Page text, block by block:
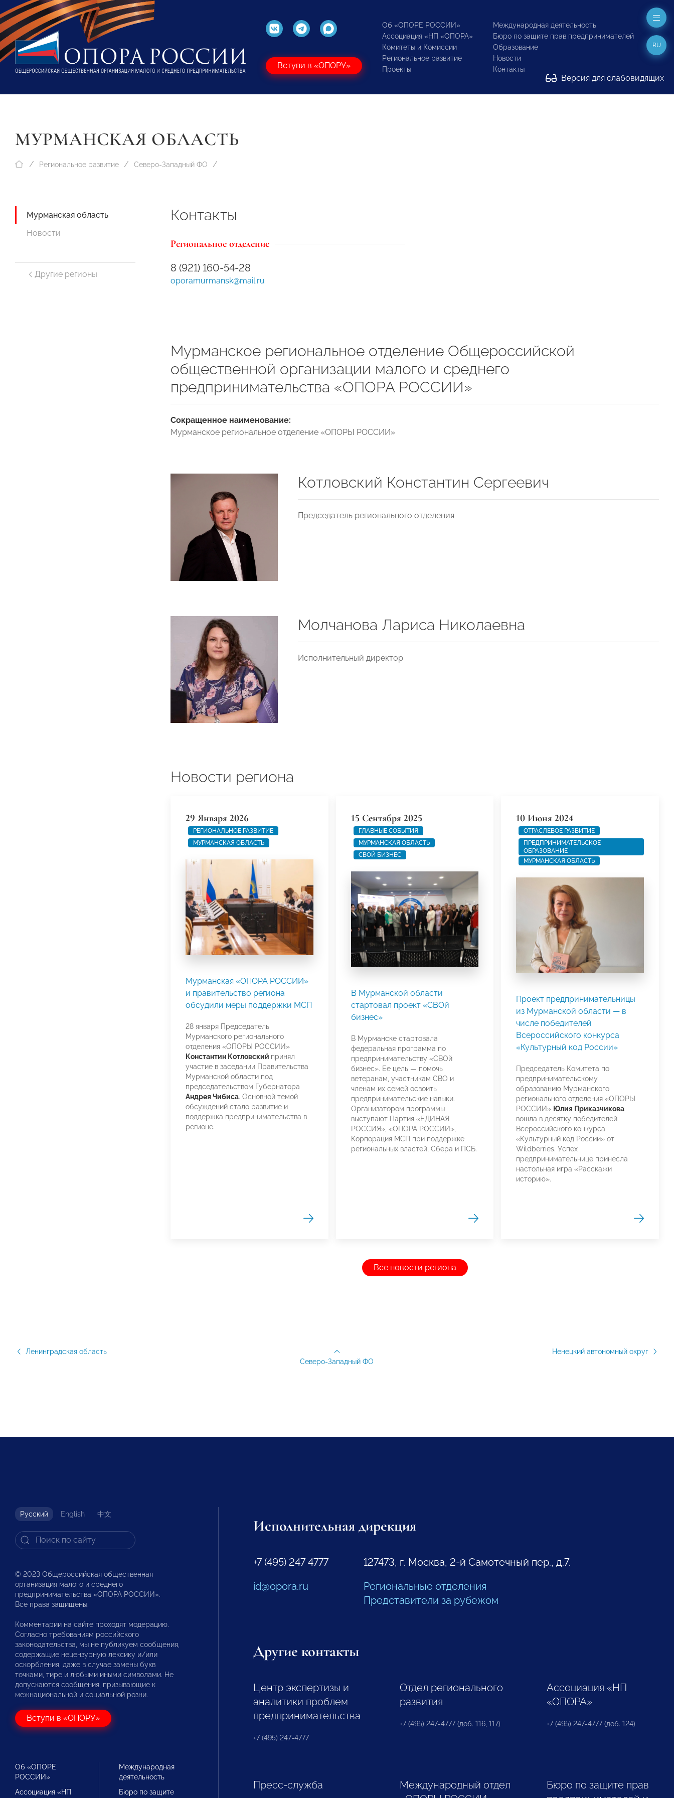
Вступи в «ОПОРУ»
Об «ОПОРЕ РОССИИ»
Ассоциация «НП «ОПОРА»
Комитеты и Комиссии
Региональное развитие
Проекты
Международная деятельность
Бюро по защите прав предпринимателей
Образование
Новости
Контакты
Версия для слабовидящих
RU
МУРМАНСКАЯ ОБЛАСТЬ
Региональное развитие Северо-Западный ФО
Мурманская область
Новости
Другие регионы
Контакты
Региональное отделение
8 (921) 160-54-28
oporamurmansk@mail.ru
Мурманское региональное отделение Общероссийской
общественной организации малого и среднего
предпринимательства «ОПОРА РОССИИ»
Сокращенное наименование:
Мурманское региональное отделение «ОПОРЫ РОССИИ»
Котловский Константин Сергеевич
Председатель регионального отделения
Молчанова Лариса Николаевна
Исполнительный директор
Новости региона
29 Января 2026
РЕГИОНАЛЬНОЕ РАЗВИТИЕ
МУРМАНСКАЯ ОБЛАСТЬ
Мурманская «ОПОРА РОССИИ»
и правительство региона
обсудили меры поддержки МСП
28 января Председатель
Мурманского регионального
отделения «ОПОРЫ РОССИИ»
Константин Котловский принял
участие в заседании Правительства
Мурманской области под
председательством Губернатора
Андрея Чибиса. Основной темой
обсуждений стало развитие и
поддержка предпринимательства в
регионе.
15 Сентября 2025
ГЛАВНЫЕ СОБЫТИЯ
МУРМАНСКАЯ ОБЛАСТЬ
СВОЙ БИЗНЕС
В Мурманской области
стартовал проект «СВОй
бизнес»
В Мурманске стартовала
федеральная программа по
предпринимательству «СВОй
бизнес». Ее цель — помочь
ветеранам, участникам СВО и
членам их семей освоить
предпринимательские навыки.
Организатором программы
выступают Партия «ЕДИНАЯ
РОССИЯ», «ОПОРА РОССИИ»,
Корпорация МСП при поддержке
региональных властей, Сбера и ПСБ.
10 Июня 2024
ОТРАСЛЕВОЕ РАЗВИТИЕ
ПРЕДПРИНИМАТЕЛЬСКОЕ
ОБРАЗОВАНИЕ
МУРМАНСКАЯ ОБЛАСТЬ
Проект предпринимательницы
из Мурманской области — в
числе победителей
Всероссийского конкурса
«Культурный код России»
Председатель Комитета по
предпринимательскому
образованию Мурманского
регионального отделения «ОПОРЫ
РОССИИ» Юлия Приказчикова
вошла в десятку победителей
Всероссийского конкурса
«Культурный код России» от
Wildberries. Успех
предпринимательнице принесла
настольная игра «Расскажи
историю».
Все новости региона
Ленинградская область
Ненецкий автономный округ
Северо-Западный ФО
Русский English 中文
© 2023 Общероссийская общественная
организация малого и среднего
предпринимательства «ОПОРА РОССИИ».
Все права защищены.
Комментарии на сайте проходят модерацию.
Согласно требованиям российского
законодательства, мы не публикуем сообщения,
содержащие нецензурную лексику и/или
оскорбления, даже в случае замены букв
точками, тире и любыми иными символами. Не
допускаются сообщения, призывающие к
межнациональной и социальной розни.
Вступи в «ОПОРУ»
Об «ОПОРЕ
РОССИИ»
Ассоциация «НП
Международная
деятельность
Бюро по защите
Исполнительная дирекция
+7 (495) 247 4777
id@opora.ru
127473, г. Москва, 2-й Самотечный пер., д.7.
Региональные отделения
Представители за рубежом
Другие контакты
Центр экспертизы и
аналитики проблем
предпринимательства
+7 (495) 247-4777
Отдел регионального
развития
+7 (495) 247-4777 (доб. 116, 117)
Ассоциация «НП
«ОПОРА»
+7 (495) 247-4777 (доб. 124)
Пресс-служба
Международный отдел
Бюро по защите прав